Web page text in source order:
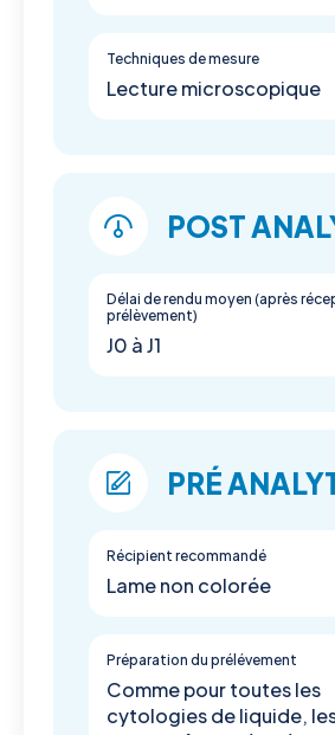
Techniques de mesure
Lecture microscopique
POST
Délai de rendu moyen (après
prélèvement)
J0 à J1
PRÉ
Récipient recommandé
Lame non colorée
Préparation du prélévement
Comme pour toutes les
cytologies de liquide,